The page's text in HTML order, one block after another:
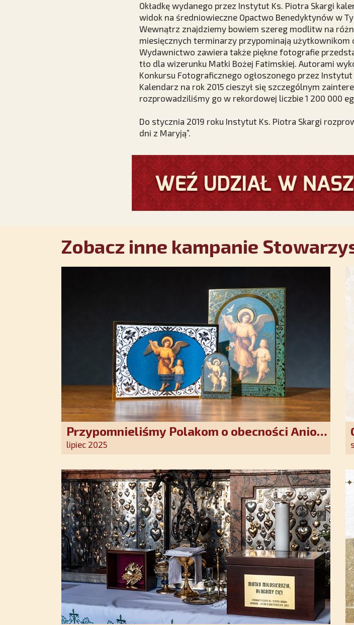
Okładkę wydanego przez Instytut Ks. Piotra Skargi
widok na średniowieczne Opactwo Benedyktynów w
Wewnątrz znajdziemy bowiem szereg modlitw na
miesięcznych terminarzy przypominają użytkownikom
Wydawnictwo zawiera także piękne fotografie
tło dla wizerunku Matki Bożej Fatimskiej. Autorami
Konkursu Fotograficznego ogłoszonego przez
Kalendarz na rok 2015 cieszył się szczególnym
rozprowadziliśmy go w rekordowej liczbie 1 200 000
Do stycznia 2019 roku Instytut Ks. Piotra Skargi
dni z Maryją”.
Zobacz inne kampanie
Przypomnieliśmy Polakom o obecności Anioła
Stróża!
lipiec 2025